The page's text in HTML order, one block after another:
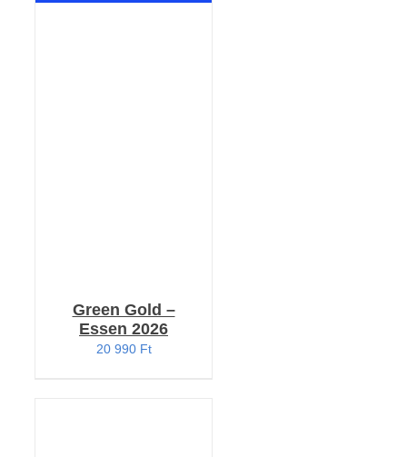
Green Gold –
Essen 2026
20 990 Ft